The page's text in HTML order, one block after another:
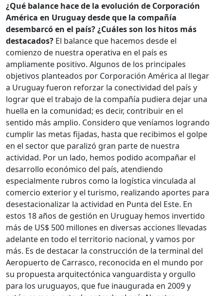
¿Qué balance hace de la evolución de Corporación
América en Uruguay desde que la compañía
desembarcó en el país? ¿Cuáles son los hitos más
destacados? El balance que hacemos desde el
comienzo de nuestra operativa en el país es
ampliamente positivo. Algunos de los principales
objetivos planteados por Corporación América al llegar
a Uruguay fueron reforzar la conectividad del país y
lograr que el trabajo de la compañía pudiera dejar una
huella en la comunidad; es decir, contribuir en el
sentido más amplio. Considero que veníamos logrando
cumplir las metas fijadas, hasta que recibimos el golpe
en el sector que paralizó gran parte de nuestra
actividad. Por un lado, hemos podido acompañar el
desarrollo económico del país, atendiendo
especialmente rubros como la logística vinculada al
comercio exterior y el turismo, realizando aportes para
desestacionalizar la actividad en Punta del Este. En
estos 18 años de gestión en Uruguay hemos invertido
más de US$ 500 millones en diversas acciones llevadas
adelante en todo el territorio nacional, y vamos por
más. Es de destacar la construcción de la terminal del
Aeropuerto de Carrasco, reconocida en el mundo por
su propuesta arquitectónica vanguardista y orgullo
para los uruguayos, que fue inaugurada en 2009 y